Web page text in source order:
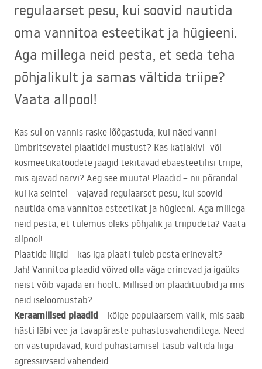
regulaarset pesu, kui soovid nautida
oma vannitoa esteetikat ja hügieeni.
Aga millega neid pesta, et seda teha
põhjalikult ja samas vältida triipe?
Vaata allpool!
Kas sul on vannis raske lõõgastuda, kui näed vanni
ümbritsevatel plaatidel mustust? Kas katlakivi- või
kosmeetikatoodete jäägid tekitavad ebaesteetilisi triipe,
mis ajavad närvi? Aeg see muuta! Plaadid – nii põrandal
kui ka seintel – vajavad regulaarset pesu, kui soovid
nautida oma vannitoa esteetikat ja hügieeni. Aga millega
neid pesta, et tulemus oleks põhjalik ja triipudeta? Vaata
allpool!
Plaatide liigid – kas iga plaati tuleb pesta erinevalt?
Jah! Vannitoa plaadid võivad olla väga erinevad ja igaüks
neist võib vajada eri hoolt. Millised on plaaditüübid ja mis
neid iseloomustab?
Keraamilised plaadid – kõige populaarsem valik, mis saab
hästi läbi vee ja tavapäraste puhastusvahenditega. Need
on vastupidavad, kuid puhastamisel tasub vältida liiga
agressiivseid vahendeid.